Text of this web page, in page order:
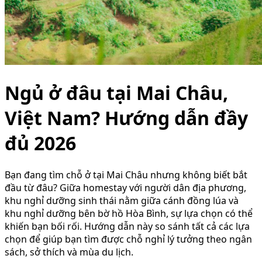
Ngủ ở đâu tại Mai Châu,
Việt Nam? Hướng dẫn đầy
đủ 2026
Bạn đang tìm chỗ ở tại Mai Châu nhưng không biết bắt
đầu từ đâu? Giữa homestay với người dân địa phương,
khu nghỉ dưỡng sinh thái nằm giữa cánh đồng lúa và
khu nghỉ dưỡng bên bờ hồ Hòa Bình, sự lựa chọn có thể
khiến bạn bối rối. Hướng dẫn này so sánh tất cả các lựa
chọn để giúp bạn tìm được chỗ nghỉ lý tưởng theo ngân
sách, sở thích và mùa du lịch.